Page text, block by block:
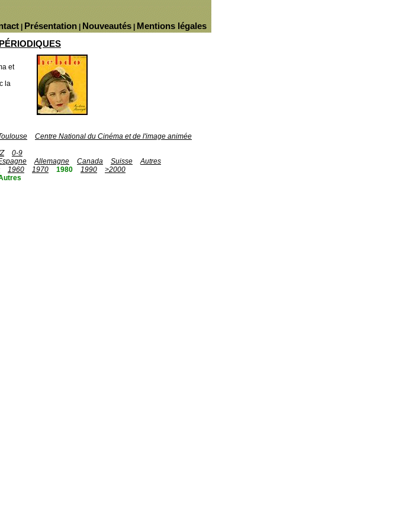
Mentions légales
Nouveautés
Présentation
et
la
Centre National du Cinéma et de l'image animée
0-9
Allemagne Canada Suisse
Autres
1960 1970 1980 1990
>2000